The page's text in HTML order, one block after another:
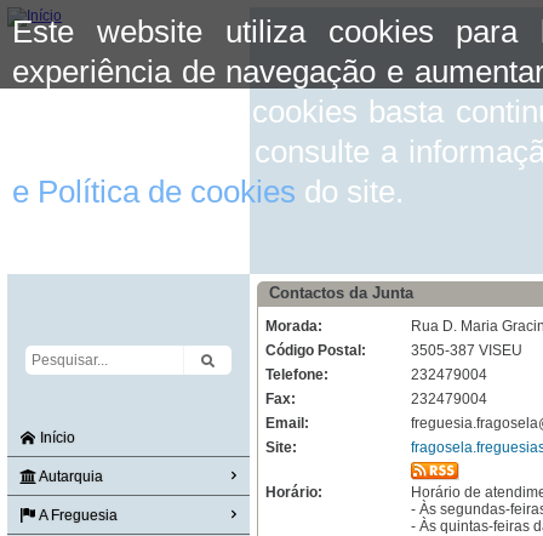
Este website utiliza cookies para
experiência de navegação e
aceitar o uso de cookies basta
mais informação consulte a
e Política de cookies do site.
Início
Autarquia
A Freguesia
Contactos da Junta
Morada:
Rua D. Maria
Código Postal:
3505-387 VISEU
Telefone:
232479004
Fax:
232479004
Email:
Site:
Horário:
Horário de
- Às segundas-
- Às quintas-feiras